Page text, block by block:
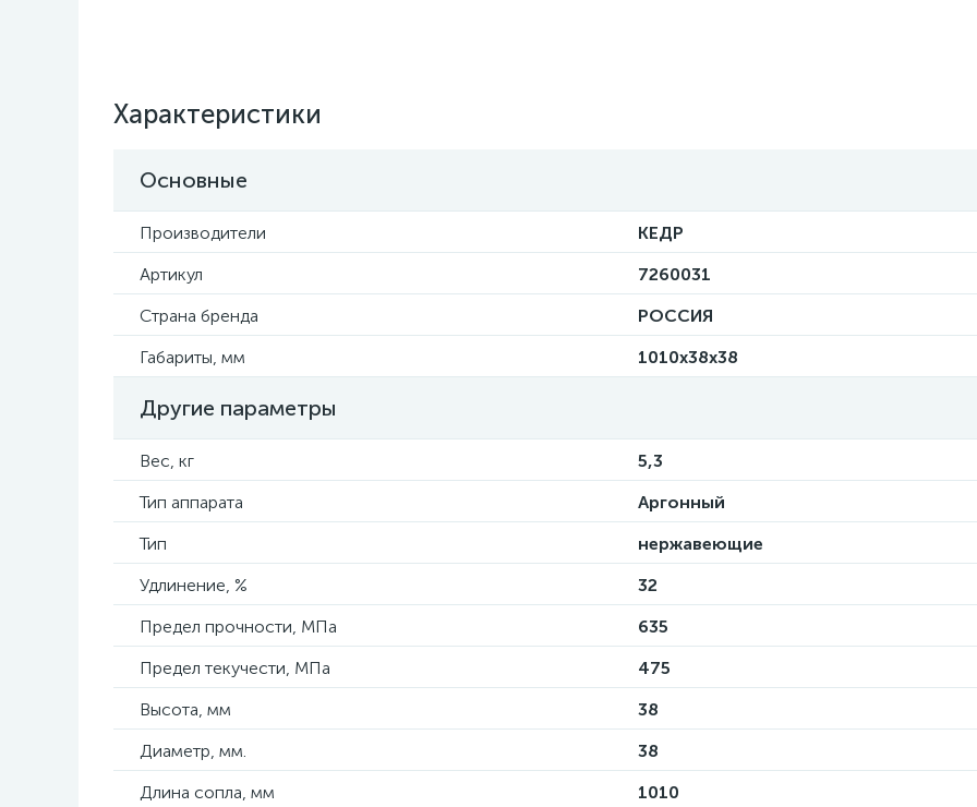
Характеристики
Основные
Производители
КЕДР
Артикул
7260031
Страна бренда
РОССИЯ
Габариты, мм
1010х38х38
Другие параметры
Вес, кг
5,3
Тип аппарата
Аргонный
Тип
нержавеющие
Удлинение, %
32
Предел прочности, МПа
635
Предел текучести, МПа
475
Высота, мм
38
Диаметр, мм.
38
Длина сопла, мм
1010